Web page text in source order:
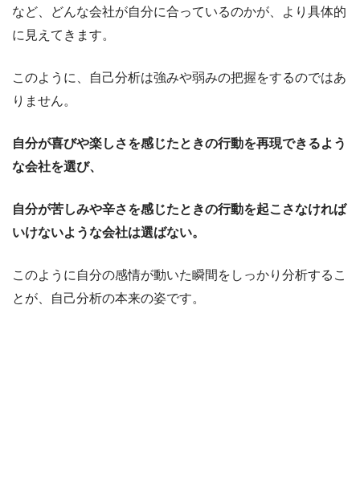
など、どんな会社が自分に合っているのかが、より具体的
に見えてきます。
このように、自己分析は強みや弱みの把握をするのではあ
りません。
自分が喜びや楽しさを感じたときの行動を再現できるよう
な会社を選び、
自分が苦しみや辛さを感じたときの行動を起こさなければ
いけないような会社は選ばない。
このように自分の感情が動いた瞬間をしっかり分析するこ
とが、自己分析の本来の姿です。